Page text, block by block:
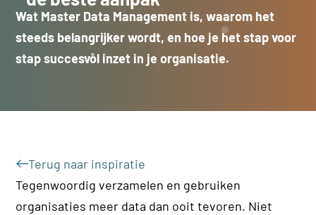
Wat Master Data Management is, waarom het
steeds belangrijker wordt, en hoe je het stap voor
stap succesvol inzet in je organisatie.
Terug naar inspiratie
Tegenwoordig verzamelen en gebruiken
organisaties meer data dan ooit tevoren. Niet